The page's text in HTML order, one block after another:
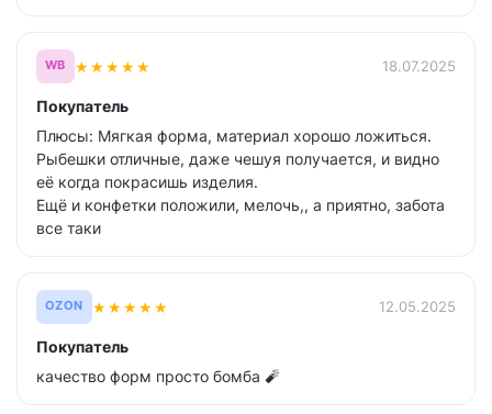
WB ★★★★★ 18.07.2025
Покупатель
Плюсы: Мягкая форма, материал хорошо ложиться.
Рыбешки отличные, даже чешуя получается, и видно
её когда покрасишь изделия.
Ещё и конфетки положили, мелочь,, а приятно, забота
все таки
OZON ★★★★★ 12.05.2025
Покупатель
качество форм просто бомба 🧨